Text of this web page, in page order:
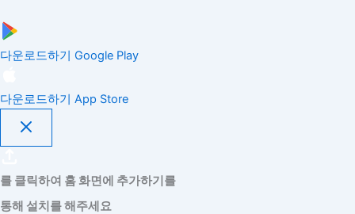
다운로드하기 Google Play
다운로드하기 App Store
를 클릭하여 홈 화면에 추가하기를
통해 설치를 해주세요